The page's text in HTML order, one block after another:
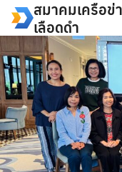
Skip
content
สมาคมเครือข่
เลือดดำ
Search
for: